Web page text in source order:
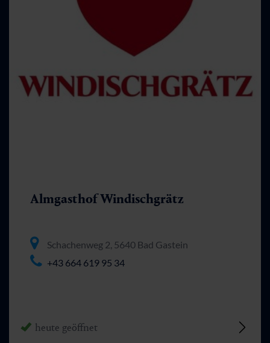
Almgasthof Windischgrätz
Schachenweg 2, 5640 Bad Gastein
+43 664 619 95 34
heute geöffnet